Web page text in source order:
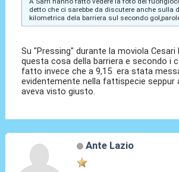
detto che ci sarebbe da discutere anche sulla
kilometrica dela barriera sul secondo
Su "Pressing" durante la moviola
questa cosa della barriera e secondo i
fatto invece che a 9,15 era stata
evidentemente nella fattispecie seppur
aveva visto giusto.
Ante Lazio